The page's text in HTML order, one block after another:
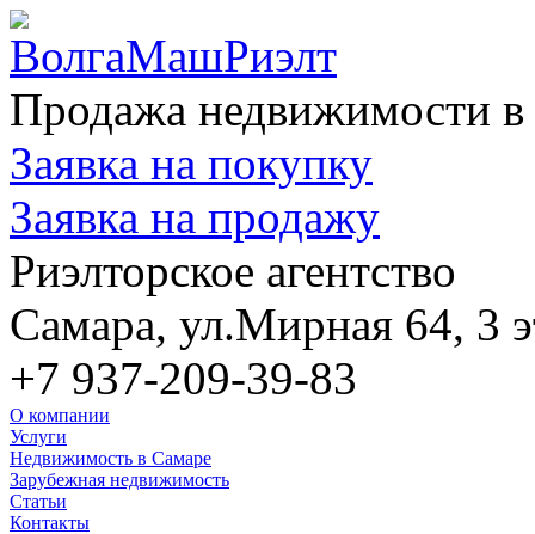
Продажа недвижимости
Заявка на покупку
Заявка на продажу
Риэлторское агентство
Самара, ул.Мирная 64, 3
+7 937-209-39-83
О компании
Услуги
Недвижимость в Самаре
Зарубежная недвижимость
Статьи
Контакты